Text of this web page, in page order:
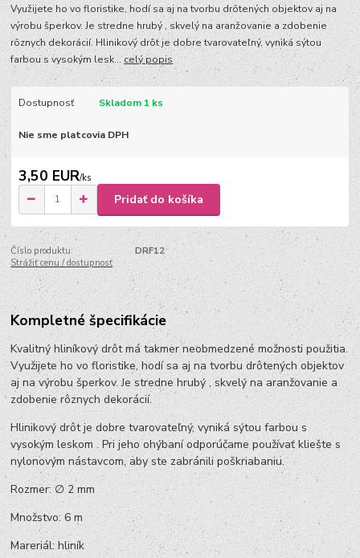
Využijete ho vo floristike, hodí sa aj na tvorbu drôtených objektov aj na
výrobu šperkov. Je stredne hrubý , skvelý na aranžovanie a zdobenie
rôznych dekorácií. Hlinikový drôt je dobre tvarovateľný, vyniká sýtou
farbou s vysokým lesk... celý popis
Dostupnosť Skladom 1 ks
Nie sme platcovia DPH
3,50 EUR/ks
Pridať do košíka
Číslo produktu:
DRF12
Strážiť cenu / dostupnosť
Kompletné špecifikácie
Kvalitný hliníkový drôt má takmer neobmedzené možnosti použitia.
Využijete ho vo floristike, hodí sa aj na tvorbu drôtených objektov
aj na výrobu šperkov. Je stredne hrubý , skvelý na aranžovanie a
zdobenie rôznych dekorácií.
Hlinikový drôt je dobre tvarovateľný, vyniká sýtou farbou s
vysokým leskom . Pri jeho ohýbaní odporúčame používať kliešte s
nylonovým nástavcom, aby ste zabránili poškriabaniu.
Rozmer: ∅ 2 mm
Množstvo: 6 m
Mareriál: hliník